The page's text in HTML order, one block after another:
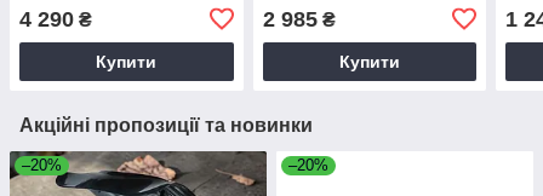
4 290 ₴
Купити
2 985₴
Купити
1
Акційні пропозиції та новинки
–20% –20%